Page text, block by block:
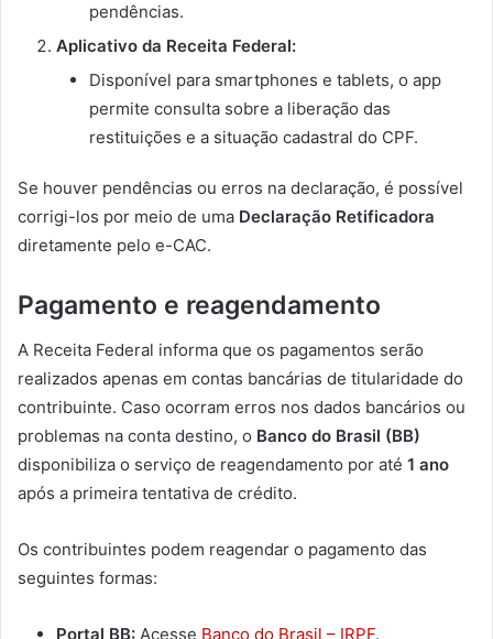
pendências.
Aplicativo da Receita Federal:
Disponível para smartphones e tablets, o app
permite consulta sobre a liberação das
restituições e a situação cadastral do CPF.
Se houver pendências ou erros na declaração, é possível
corrigi-los por meio de uma Declaração Retificadora
diretamente pelo e-CAC.
Pagamento e reagendamento
A Receita Federal informa que os pagamentos serão
realizados apenas em contas bancárias de titularidade do
contribuinte. Caso ocorram erros nos dados bancários ou
problemas na conta destino, o Banco do Brasil (BB)
disponibiliza o serviço de reagendamento por até 1 ano
após a primeira tentativa de crédito.
Os contribuintes podem reagendar o pagamento das
seguintes formas:
Portal BB: Acesse Banco do Brasil – IRPF.